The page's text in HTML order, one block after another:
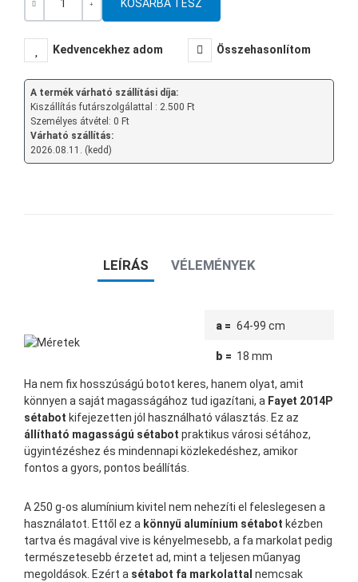
Mennyiség
Kedvencekhez adom Összehasonlítom
A termék várható szállítási díja:
Kiszállítás futárszolgálattal : 2.500 Ft
Személyes átvétel: 0 Ft
Várható szállítás:
2026.08.11. (kedd)
LEÍRÁS VÉLEMÉNYEK
a = 64-99 cm
b = 18 mm
Ha nem fix hosszúságú botot keres, hanem olyat, amit
könnyen a saját magasságához tud igazítani, a Fayet 2014P
sétabot kifejezetten jól használható választás. Ez az
állítható magasságú sétabot praktikus városi sétához,
ügyintézéshez és mindennapi közlekedéshez, amikor
fontos a gyors, pontos beállítás.
A 250 g-os alumínium kivitel nem nehezíti el feleslegesen a
használatot. Ettől ez a könnyű alumínium sétabot kézben
tartva és magával vive is kényelmesebb, a fa markolat pedig
természetesebb érzetet ad, mint a teljesen műanyag
megoldások. Ezért a sétabot fa markolattal nemcsak